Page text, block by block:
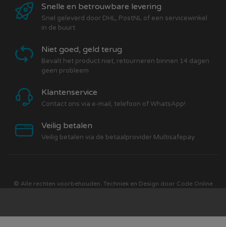
Snelle en betrouwbare levering
Snel geleverd door DHL, PostNL of een servicewinkel
in de buurt
Niet goed, geld terug
Bevalt het product niet, retourneren binnen 14 dagen
geen probleem
Klantenservice
Contact ons via e-mail, telefoon of WhatsApp!
Veilig betalen
Veilig betalen via de betaalprovider Multisafepay
© Alle rechten voorbehouden. Techniek en Design door Code Online